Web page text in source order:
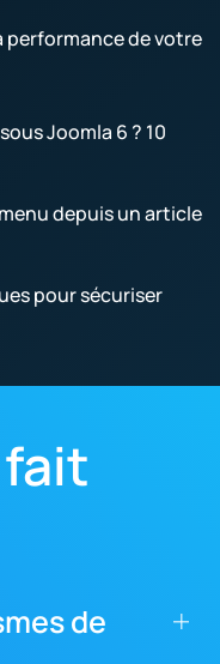
performance de votre
Joomla 6 ? 10
depuis un article
pour sécuriser
de